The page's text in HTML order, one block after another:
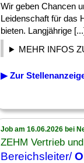
Wir geben Chancen
Leidenschaft für das
bieten. Langjährige
MEHR INFOS
▶ Zur
Job am 16.06.2026 bei
ZEHM Vertrieb
Bereichsleiter/